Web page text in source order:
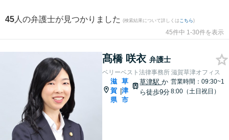
45 人の弁護士が見つかりました (検索結果について詳しくは こちら)
45件中 1-30件を表示
髙橋 咲衣 弁護士
ベリーベスト法律事務所 滋賀草津オフィス
滋
賀
県
|
草
津
市
草津駅か
ら徒歩9分
営業時間：09:30~1
8:00（土日祝日）